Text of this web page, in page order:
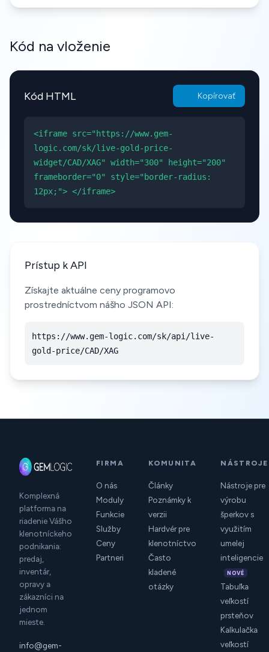
Kód na vloženie
Kód HTML Kopírovať
<iframe src="https://www.gem-
logic.com/sk/live-gold-price-
widget/CAD/XAG" width="300" height="200"
frameborder="0" style="border-radius:
12px;"> </iframe>
Prístup k API
Získajte aktuálne ceny programovo
prostredníctvom nášho JSON API:
https://www.gem-logic.com/sk/api/live-
gold-price/CAD/XAG
Komplexná
platforma na
riadenie Vášho
klenotníckeho
podnikania:
predaj,
inventár,
opravy a
zákazníci na
jednom
mieste.
info@gem-
FIRMA
O nás
Moduly
Funkcie
Služby
Ceny
Partneri
KOMUNITA
Články
Poznámky k
verzii
Hardvér pre
klenotníctvo
Často
kladené
otázky
NÁSTROJE
Nástroje pre
výrobu
šperkov s
využitím
umelej
inteligencie
NOVÉ
Tabuľka
veľkostí
prsteňov
Kalkulačka
veľkostí